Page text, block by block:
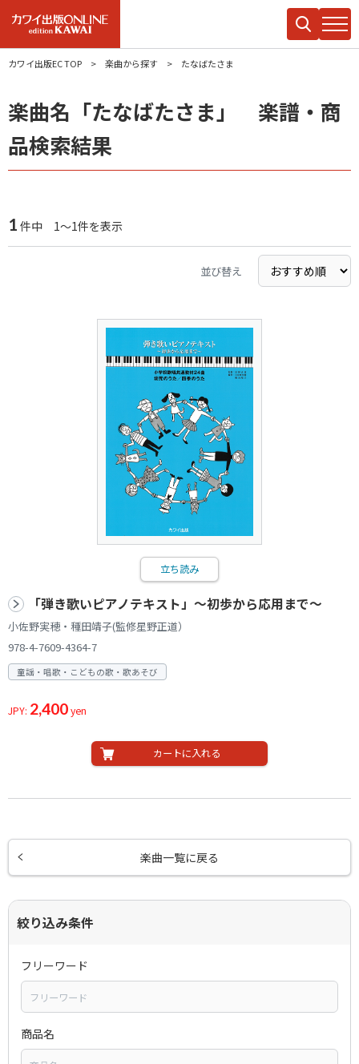
カワイ出版EC TOP 楽曲から探す たなばたさま
楽曲名「たなばたさま」 楽譜・商
品検索結果
1 件中 1～1件を表示
並び替え
立ち読み
「弾き歌いピアノテキスト」～初歩から応用まで～
小佐野実穂・種田靖子(監修星野正道）
978-4-7609-4364-7
童謡・唱歌・こどもの歌・歌あそび
JPY: 2,400yen
カートに入れる
楽曲一覧に戻る
絞り込み条件
フリーワード
商品名